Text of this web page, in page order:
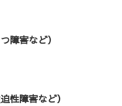
障害など）
性障害など）